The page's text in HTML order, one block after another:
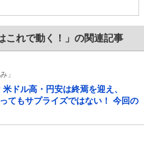
これで動く！」の関連記事
」
ドル高・円安は終焉を迎え、
てもサプライズではない！ 今回の